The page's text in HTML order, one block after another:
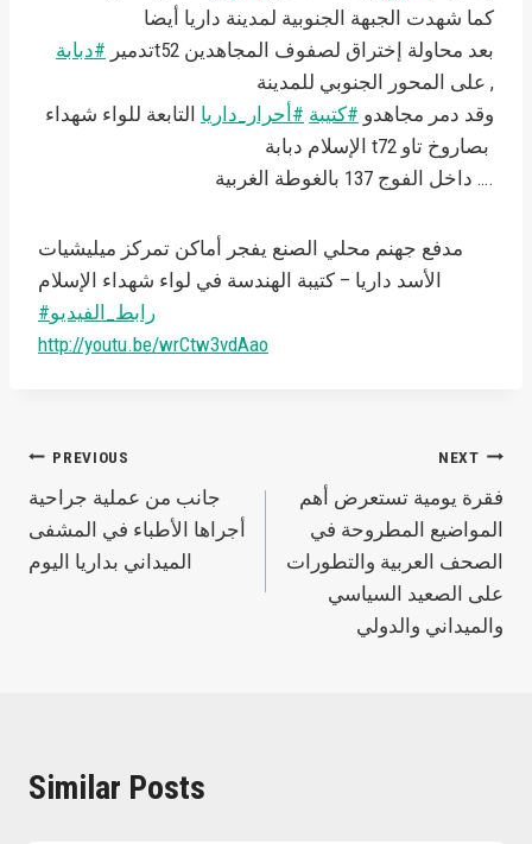
كما شهدت الجبهة الجنوبية لمدينة داريا أيضا
تدمير #دبابة
t52 بعد محاولة إختراق لصفوف المجاهدين
على المحور الجنوبي للمدينة ,
وقد دمر مجاهدو #كتيبة #أحرار_داريا التابعة للواء شهداء
داخل الفوج 137 بالغوطة الغربية ….
مدفع جهنم محلي الصنع يفجر أماكن تمركز ميليشيات
الأسد داريا – كتيبة الهندسة في لواء شهداء الإسلام
#رابط_الفيديو
http://youtu.be/wrCtw3vdAao
Post
navigation
PREVIOUS
جانب من عملية جراحية
أجراها الأطباء في المشفى
الميداني بداريا اليوم
NEXT
فقرة يومية تستعرض أهم
المواضيع المطروحة في
الصحف العربية والتطورات
على الصعيد السياسي
والميداني والدولي
Similar Posts